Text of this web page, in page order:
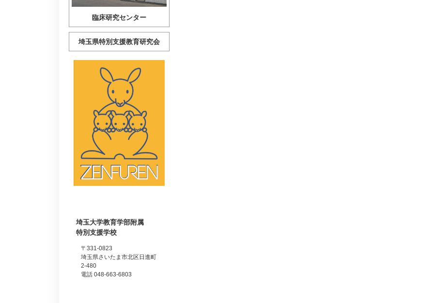
臨床研究センター
埼玉県特別支援教育研究会
埼玉大学教育学部附属
特別支援学校
〒331-0823
埼玉県さいたま市北区日進町
2-480
電話 048-663-6803